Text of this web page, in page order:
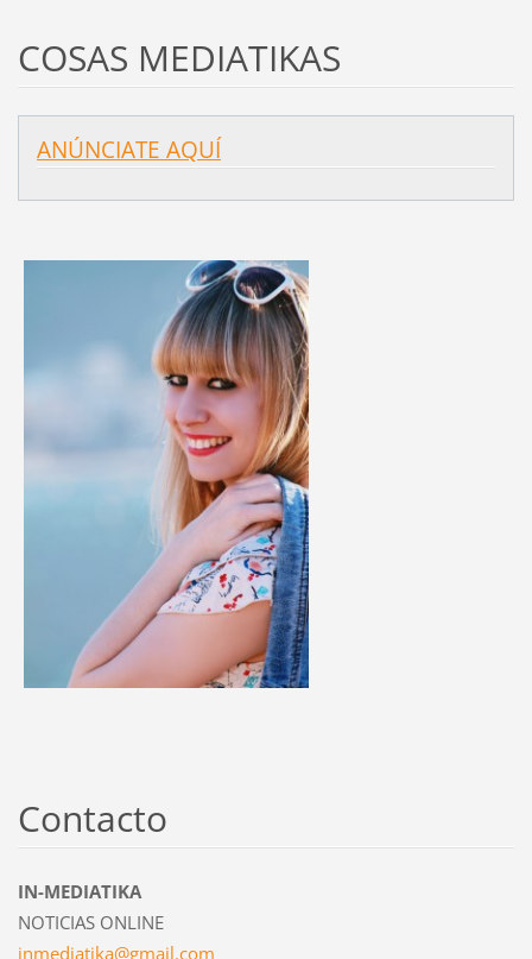
COSAS MEDIATIKAS
ANÚNCIATE AQUÍ
Contacto
IN-MEDIATIKA
NOTICIAS ONLINE
inmediatika@gmail.com